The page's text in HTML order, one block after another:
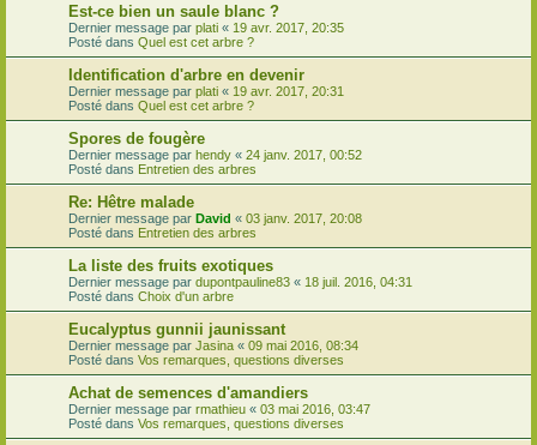
Est-ce bien un saule blanc ?
Dernier message par plati « 19 avr. 2017, 20:35
Posté dans Quel est cet arbre ?
Identification d'arbre en devenir
Dernier message par plati « 19 avr. 2017, 20:31
Posté dans Quel est cet arbre ?
Spores de fougère
Dernier message par hendy « 24 janv. 2017, 00:52
Posté dans Entretien des arbres
Re: Hêtre malade
Dernier message par David « 03 janv. 2017, 20:08
Posté dans Entretien des arbres
La liste des fruits exotiques
Dernier message par dupontpauline83 « 18 juil. 2016, 04:31
Posté dans Choix d'un arbre
Eucalyptus gunnii jaunissant
Dernier message par Jasina « 09 mai 2016, 08:34
Posté dans Vos remarques, questions diverses
Achat de semences d'amandiers
Dernier message par rmathieu « 03 mai 2016, 03:47
Posté dans Vos remarques, questions diverses